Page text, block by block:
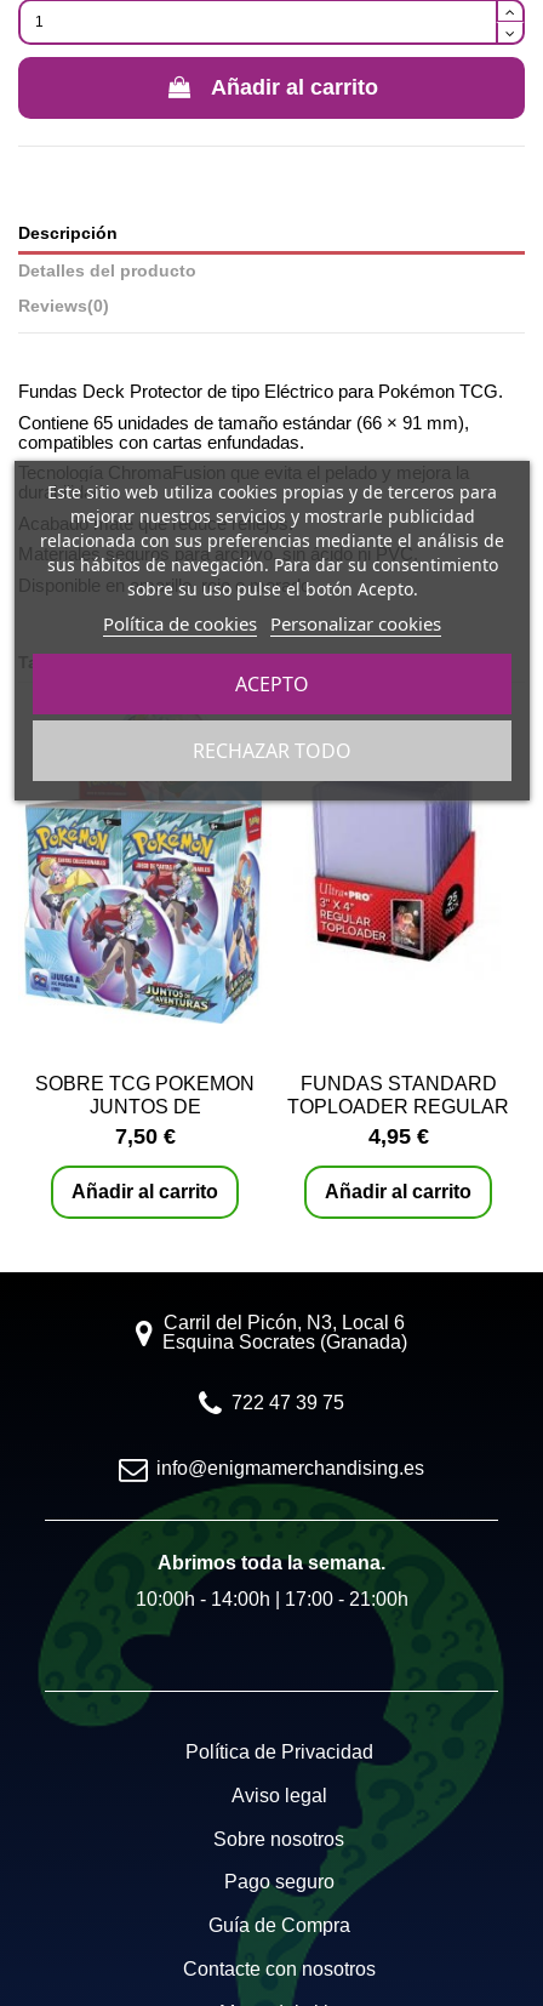
Añadir al carrito
Descripción
Detalles del producto
Reviews(0)
Fundas Deck Protector de tipo Eléctrico para Pokémon TCG.
Contiene 65 unidades de tamaño estándar (66 × 91 mm),
compatibles con cartas enfundadas.
Tecnología ChromaFusion que evita el pelado y mejora la
durabilidad.
Acabado mate que reduce reflejos.
Materiales seguros para archivo, sin ácido ni PVC.
Disponible en amarillo, rojo o morado.
SOBRE TCG POKEMON
JUNTOS DE
AVENTURAS -
CASTELLANO
7,50 €
Añadir al carrito
FUNDAS STANDARD
TOPLOADER REGULAR
(25 UNIDADES)
4,95 €
Añadir al carrito
Carril del Picón, N3, Local 6
Esquina Socrates (Granada)
722 47 39 75
info@enigmamerchandising.es
Abrimos toda la semana.
10:00h - 14:00h | 17:00 - 21:00h
Política de Privacidad
Aviso legal
Sobre nosotros
Pago seguro
Guía de Compra
Contacte con nosotros
Este sitio web utiliza cookies propias y de terceros para
mejorar nuestros servicios y mostrarle publicidad
relacionada con sus preferencias mediante el análisis de
sus hábitos de navegación. Para dar su consentimiento
sobre su uso pulse el botón Acepto.
Política de cookies Personalizar cookies
RECHAZAR TODO
ACEPTO